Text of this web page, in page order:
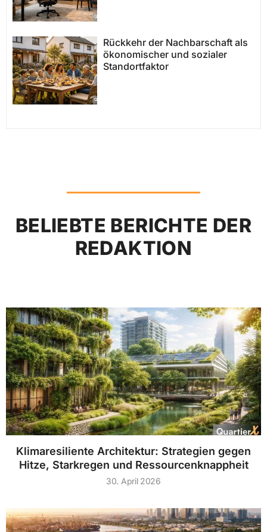
Rückkehr der Nachbarschaft als
ökonomischer und sozialer
Standortfaktor
BELIEBTE BERICHTE DER
REDAKTION
Klimaresiliente Architektur: Strategien gegen
Hitze, Starkregen und Ressourcenknappheit
30. April 2026